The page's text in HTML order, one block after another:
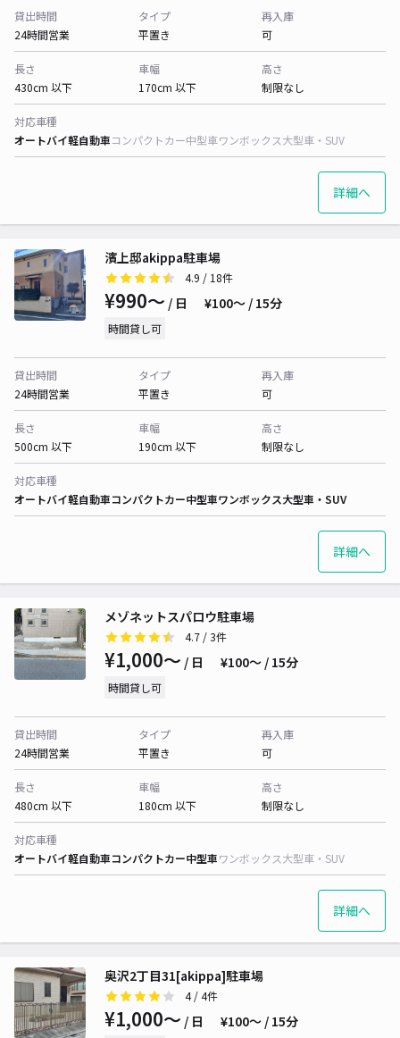
貸出時間
24時間営業
タイプ
平置き
再入庫
可
長さ
430cm 以下
車幅
170cm 以下
高さ
制限なし
対応車種
オートバイ軽自動車コンパクトカー中型車ワンボックス大型車・SUV
詳細へ
濱上邸akippa駐車場
4.9 / 18件
¥990〜 / 日 ¥100〜 / 15分
時間貸し可
貸出時間
24時間営業
タイプ
平置き
再入庫
可
長さ
500cm 以下
車幅
190cm 以下
高さ
制限なし
対応車種
オートバイ軽自動車コンパクトカー中型車ワンボックス大型車・SUV
詳細へ
メゾネットスパロウ駐車場
4.7 / 3件
¥1,000〜 / 日 ¥100〜 / 15分
時間貸し可
貸出時間
24時間営業
タイプ
平置き
再入庫
可
長さ
480cm 以下
車幅
180cm 以下
高さ
制限なし
対応車種
オートバイ軽自動車コンパクトカー中型車ワンボックス大型車・SUV
詳細へ
奥沢2丁目31[akippa]駐車場
4/ 4件
¥1,000〜 / 日 ¥100〜 / 15分